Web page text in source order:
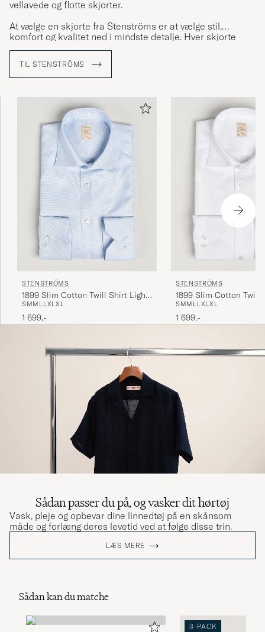
vellavede og flotte skjorter.
At vælge en skjorte fra Stenströms er at vælge stil,
komfort og kvalitet ned i mindste detalje. Hver skjorte
igennem mindst 60 forskellige trin i produktionen og
adskillige kritiske kvalitetskontroller inden den er færdig.
TIL STENSTRÖMS
STENSTRÖMS
1899 Slim Cotton Twill Shirt Light
Blue
SMM LLXLXL
1 699,-
STENSTRÖMS
1899 Slim Cotton Twill
SMM LLXLXL
1 699,-
Sådan passer du på, og vasker dit hørtøj
Vask, pleje og opbevar dine linnedtøj på en skånsom
måde og forlæng deres levetid ved at følge disse trin.
LÆS MERE
Sådan kan du matche
3-PACK